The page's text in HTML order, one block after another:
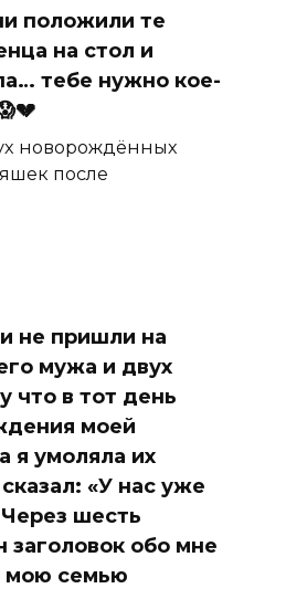
положили те
на стол и
тебе нужно кое-
новорождённых
после
не пришли на
мужа и двух
что в тот день
моей
я умоляла их
«У нас уже
шесть
заголовок обо мне
мою семью